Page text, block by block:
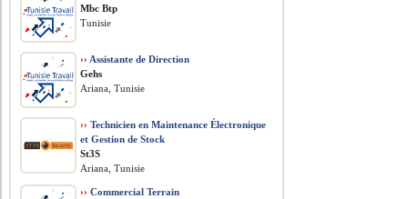
Mbc Btp
Tunisie
›› Assistante de Direction
Gehs
Ariana, Tunisie
›› Technicien en Maintenance Électronique
et Gestion de Stock
St3S
Ariana, Tunisie
›› Commercial Terrain